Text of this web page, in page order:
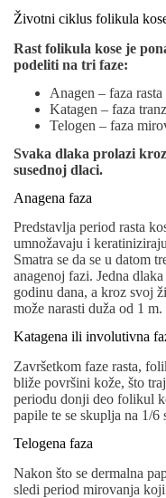
Životni ciklus folikula
Rast folikula kose je
podeliti na tri faze:
Anagen – faza rasta
Katagen – faza
Telogen – faza
Svaka dlaka prolazi
susednoj dlaci.
Anagena faza
Predstavlja period rasta
umnožavaju i
Smatra se da se u datom
anagenoj fazi. Jedna
godinu dana, a kroz svoj
može narasti duža od 1 m.
Katagena ili involutivna
Završetkom faze rasta,
bliže površini kože, što
periodu donji deo folikul
papile te se skuplja na 1/6
Telogena faza
Nakon što se dermalna
sledi period mirovanja